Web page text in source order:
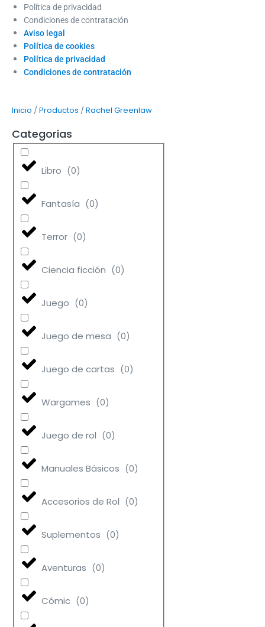
Política de privacidad
Condiciones de contratación
Aviso legal
Política de cookies
Política de privacidad
Condiciones de contratación
Inicio /Productos /Rachel Greenlaw
Categorias
Libro (0)
Fantasía (0)
Terror (0)
Ciencia ficción (0)
Juego (0)
Juego de mesa (0)
Juego de cartas (0)
Wargames (0)
Juego de rol (0)
Manuales Básicos (0)
Accesorios de Rol (0)
Suplementos (0)
Aventuras (0)
Cómic (0)